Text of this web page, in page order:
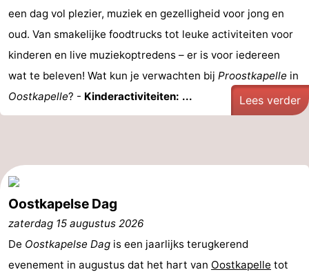
een dag vol plezier, muziek en gezelligheid voor jong en
oud. Van smakelijke foodtrucks tot leuke activiteiten voor
kinderen en live muziekoptredens – er is voor iedereen
wat te beleven! Wat kun je verwachten bij Proostkapelle in
Oostkapelle? - Kinderactiviteiten: ... Lees verder
Oostkapelse Dag
zaterdag 15 augustus 2026
De Oostkapelse Dag is een jaarlijks terugkerend
evenement in augustus dat het hart van Oostkapelle tot